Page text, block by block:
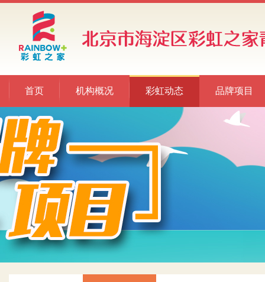
首页 机构概况 彩虹动态 品牌项目